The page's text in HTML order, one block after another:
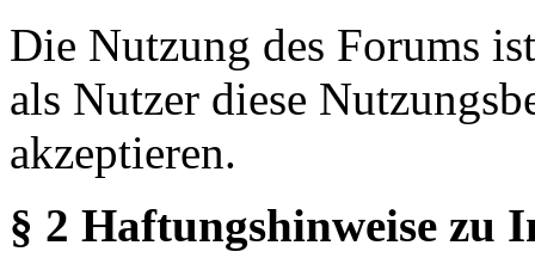
Die Nutzung des Forums
als Nutzer diese
akzeptieren.
§ 2 Haftungshinweise zu